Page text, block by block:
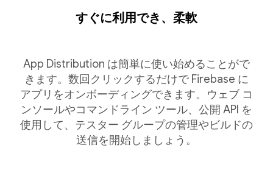
すぐに利用でき、柔軟
App Distribution は簡単に使い始めることがで
きます。数回クリックするだけで Firebase に
アプリをオンボーディングできます。ウェブ コ
ンソールやコマンドライン ツール、公開 API を
使用して、テスター グループの管理やビルドの
送信を開始しましょう。